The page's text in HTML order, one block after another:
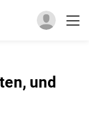
und